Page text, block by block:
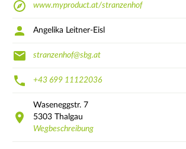
www.myproduct.at/stranzenhof
Angelika Leitner-Eisl
stranzenhof@sbg.at
+43 699 11122036
Waseneggstr. 7
5303 Thalgau
Wegbeschreibung